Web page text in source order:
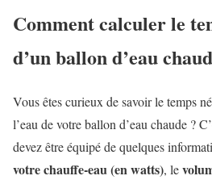
Comment calculer le
d’un ballon d’eau
Vous êtes curieux de savoir le temps
l’eau de votre ballon d’eau chaude ?
devez être équipé de quelques
votre chauffe-eau (en watts), le